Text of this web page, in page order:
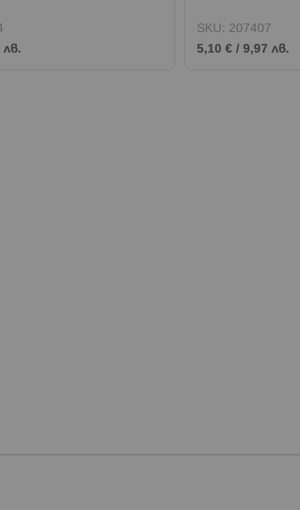
лв.
SKU: 207407
5,10 € / 9,97 лв.